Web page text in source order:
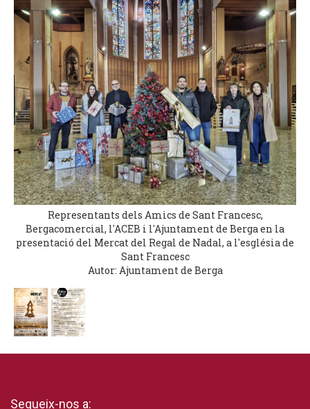
Representants dels Amics de Sant Francesc,
Bergacomercial, l'ACEB i l'Ajuntament de Berga en la
presentació del Mercat del Regal de Nadal, a l'església de
Sant Francesc
Autor: Ajuntament de Berga
Segueix-nos a: